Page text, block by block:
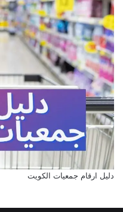
دليل ارقام جمعيات الكويت